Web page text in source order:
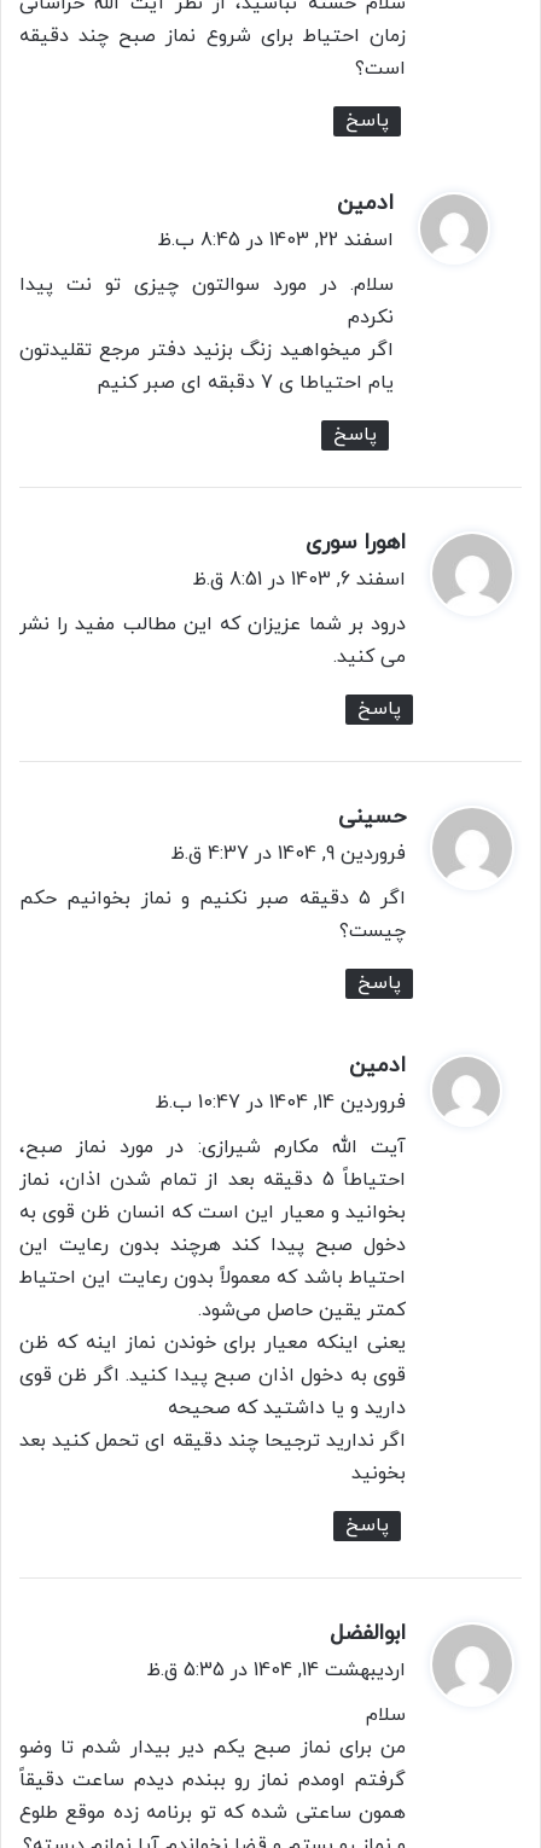
زمان احتیاط برای شروع نماز صبح چند دقیقه
است؟
پاسخ
ادمین
ف اسفند 22, 1403 در 8:45 ب.ظ
سلام. در مورد سوالتون چیزی تو نت پیدا
نکردم
اگر میخواهید زنگ بزنید دفتر مرجع تقلیدتون
یام احتیاطا ی 7 دقبقه ای صبر کنیم
پاسخ
اهورا سوری
ف
اسفند 6, 1403 در 8:51 ق.ظ
درود بر شما عزیزان که این مطالب مفید را نشر
می کنید.
پاسخ
حسینی
ف
ت
فروردین 9, 1404 در 4:37 ق.ظ
اگر ۵ دقیقه صبر نکنیم و نماز بخوانیم حکم
چیست؟
پاسخ
ادمین
ف
ت
:
فروردین 14, 1404 در 10:47 ب.ظ
آیت الله مکارم شیرازی: در مورد نماز صبح،
احتیاطاً 5 دقیقه بعد از تمام شدن اذان، نماز
بخوانید و معیار این است که انسان ظن قوی به
دخول صبح پیدا کند هرچند بدون رعایت این
احتیاط باشد که معمولاً بدون رعایت این احتیاط
کمتر یقین حاصل می‌شود.
یعنی اینکه معیار برای خوندن نماز اینه که ظن
قوی به دخول اذان صبح پیدا کنید. اگر ظن قوی
دارید و یا داشتید که صحیحه
اگر ندارید ترجیحا چند دقیقه ای تحمل کنید بعد
بخونید
پاسخ
ابوالفضل
فاردیبهشت 14, 1404 در 5:35 ق.ظ
سلام
من برای نماز صبح یکم دیر بیدار شدم تا وضو
گرفتم اومدم نماز رو ببندم دیدم ساعت دقیقاً
همون ساعتی شده که تو برنامه زده موقع طلوع